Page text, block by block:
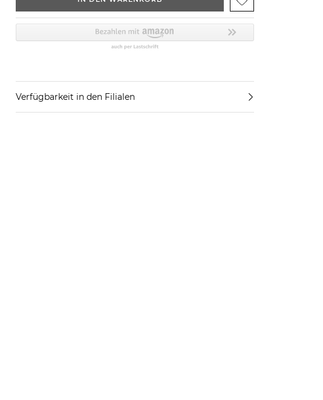
Verfügbarkeit in den Filialen